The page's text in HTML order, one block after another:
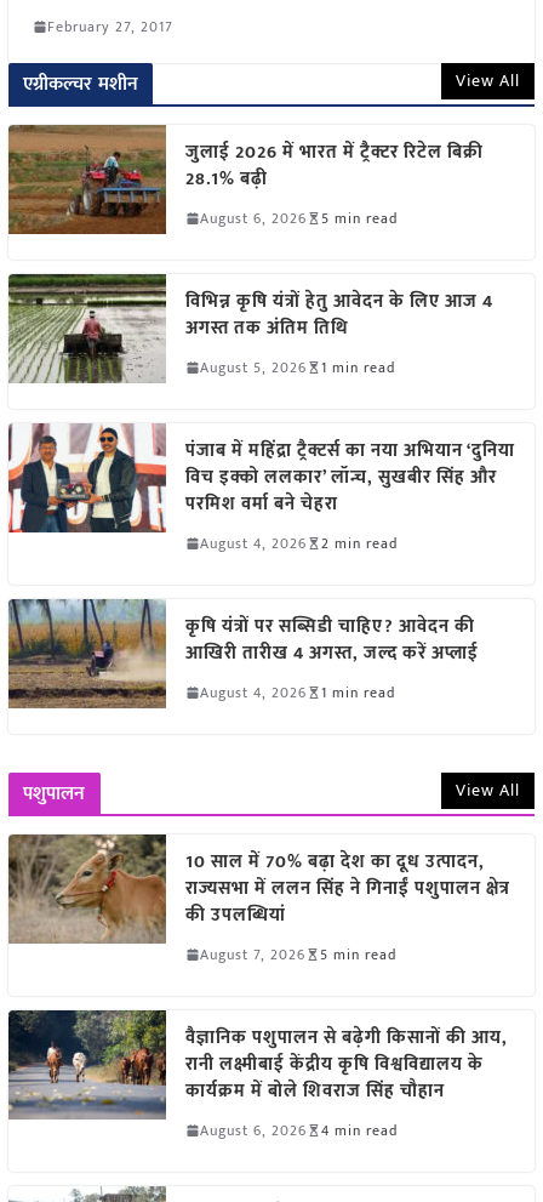
February 27, 2017
एग्रीकल्चर मशीन View All
जुलाई 2026 में भारत में ट्रैक्टर रिटेल बिक्री
28.1% बढ़ी
August 6, 2026 5 min read
विभिन्न कृषि यंत्रों हेतु आवेदन के लिए आज 4
अगस्त तक अंतिम तिथि
August 5, 2026 1 min read
पंजाब में महिंद्रा ट्रैक्टर्स का नया अभियान ‘दुनिया
विच इक्को ललकार’ लॉन्च, सुखबीर सिंह और
परमिश वर्मा बने चेहरा
August 4, 2026 2 min read
कृषि यंत्रों पर सब्सिडी चाहिए? आवेदन की
आखिरी तारीख 4 अगस्त, जल्द करें अप्लाई
August 4, 2026 1 min read
पशुपालन View All
10 साल में 70% बढ़ा देश का दूध उत्पादन,
राज्यसभा में ललन सिंह ने गिनाईं पशुपालन क्षेत्र
की उपलब्धियां
August 7, 2026 5 min read
वैज्ञानिक पशुपालन से बढ़ेगी किसानों की आय,
रानी लक्ष्मीबाई केंद्रीय कृषि विश्वविद्यालय के
कार्यक्रम में बोले शिवराज सिंह चौहान
August 6, 2026 4 min read